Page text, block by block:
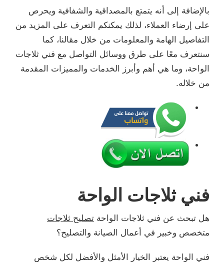
بالإضافة إلى أنه يتمتع بالمصداقية والشفافية ويحرص
على إرضاء العملاء، لذلك يمكنكم التعرف على المزيد من
التفاصيل الهامة والمعلومات من خلال مقالنا، كما
سنتعرف معًا على طرق ووسائل التواصل مع فني ثلاجات
الواحة، وما هي أهم وأبرز الخدمات والمميزات المقدمة
من خلاله.
فني ثلاجات الواحة
هل تبحث عن فني ثلاجات الواحة تصليح ثلاجات
متخصص وخبير في أعمال الصيانة والتصليح؟
فني الواحة يعتبر الخيار الأمثل والأفضل لكل شخص